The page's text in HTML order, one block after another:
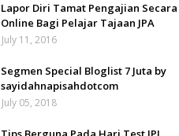
Lapor Diri Tamat Pengajian Secara
Online Bagi Pelajar Tajaan JPA
July 11, 2016
Segmen Special Bloglist 7 Juta by
sayidahnapisahdotcom
July 05, 2018